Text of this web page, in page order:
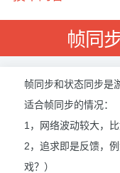
帧同
帧同步和状态同步是
适合帧同步的情况：
1，网络波动较大，比
2，追求即是反馈，
戏？）